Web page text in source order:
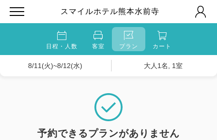
スマイルホテル熊本水前寺
日程・人数 客室 プラン カート
8/11(火)~8/12(水) 大人1名, 1室
予約できるプランがありません